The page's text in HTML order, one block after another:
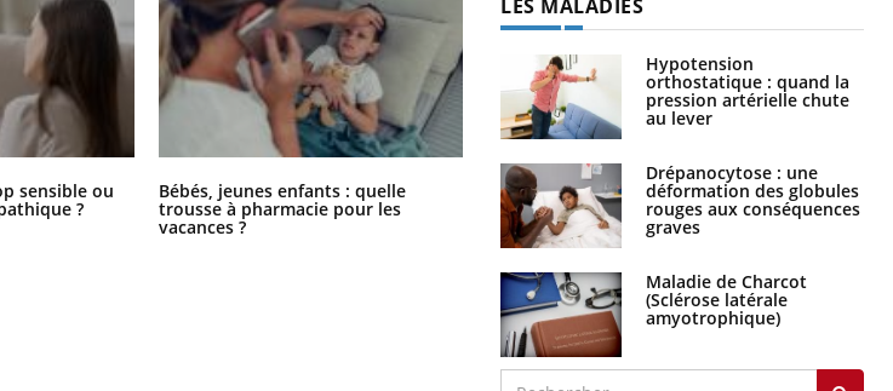
sensible ou
?
Bébés, jeunes enfants : quelle
trousse à pharmacie pour les
vacances ?
Syndrome métabolique : quels sont
les meilleurs exercices physiques ?
LES MALADIES
Hypotension
orthostatique : quand la
pression artérielle chute
au lever
Drépanocytose : une
déformation des globules
rouges aux conséquences
graves
Maladie de Charcot
(Sclérose latérale
amyotrophique)